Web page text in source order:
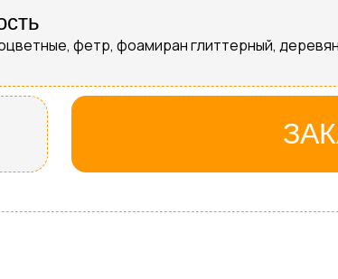
фетр, фоамиран глиттерный,